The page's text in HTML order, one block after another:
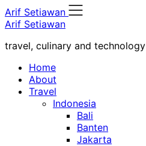
Skip
to
Arif Setiawan
Arif Setiawan
travel, culinary and technology
Home
About
Travel
Indonesia
Bali
Banten
Jakarta